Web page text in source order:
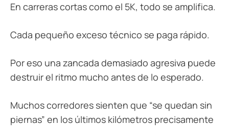
En carreras cortas como el 5K, todo se amplifica.
Cada pequeño exceso técnico se paga rápido.
Por eso una zancada demasiado agresiva puede
destruir el ritmo mucho antes de lo esperado.
Muchos corredores sienten que “se quedan sin
piernas” en los últimos kilómetros precisamente